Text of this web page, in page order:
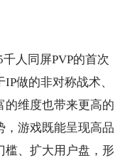
人同屏PVP的首次
做的非对称战术、
的维度也带来更高的
，游戏既能呈现高品
槛、扩大用户盘，形